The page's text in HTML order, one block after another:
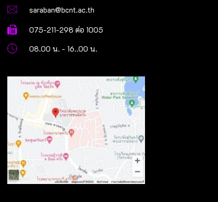
saraban@bcnt.ac.th
075-211-298 ต่อ 1005
08.00 น. - 16..00 น.